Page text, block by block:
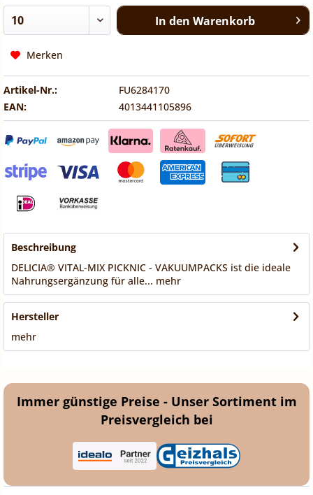
In den Warenkorb
Merken
Artikel-Nr.:
FU6284170
EAN:
4013441105896
Beschreibung
DELICIA® VITAL-MIX PICKNIC - VAKUUMPACKS ist die ideale
Nahrungsergänzung für alle... mehr
Hersteller
mehr
Immer günstige Preise - Unser Sortiment im
Preisvergleich bei